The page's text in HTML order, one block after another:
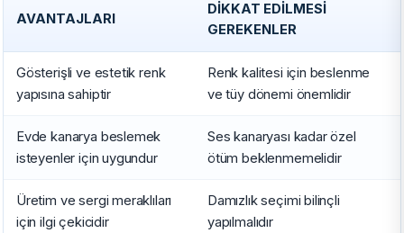
AVANTAJLARI
DIKKAT EDILMESI
GEREKENLER
Gösterişli ve estetik renk
yapısına sahiptir
Renk kalitesi için beslenme
ve tüy dönemi önemlidir
Evde kanarya beslemek
isteyenler için uygundur
Ses kanaryası kadar özel
ötüm beklenmemelidir
Üretim ve sergi meraklıları
için ilgi çekicidir
Damızlık seçimi bilinçli
yapılmalıdır